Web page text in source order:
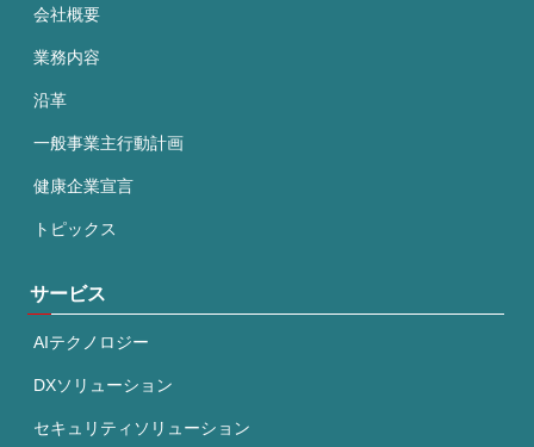
会社概要
業務内容
沿革
一般事業主行動計画
健康企業宣言
トピックス
サービス
AIテクノロジー
DXソリューション
セキュリティソリューション